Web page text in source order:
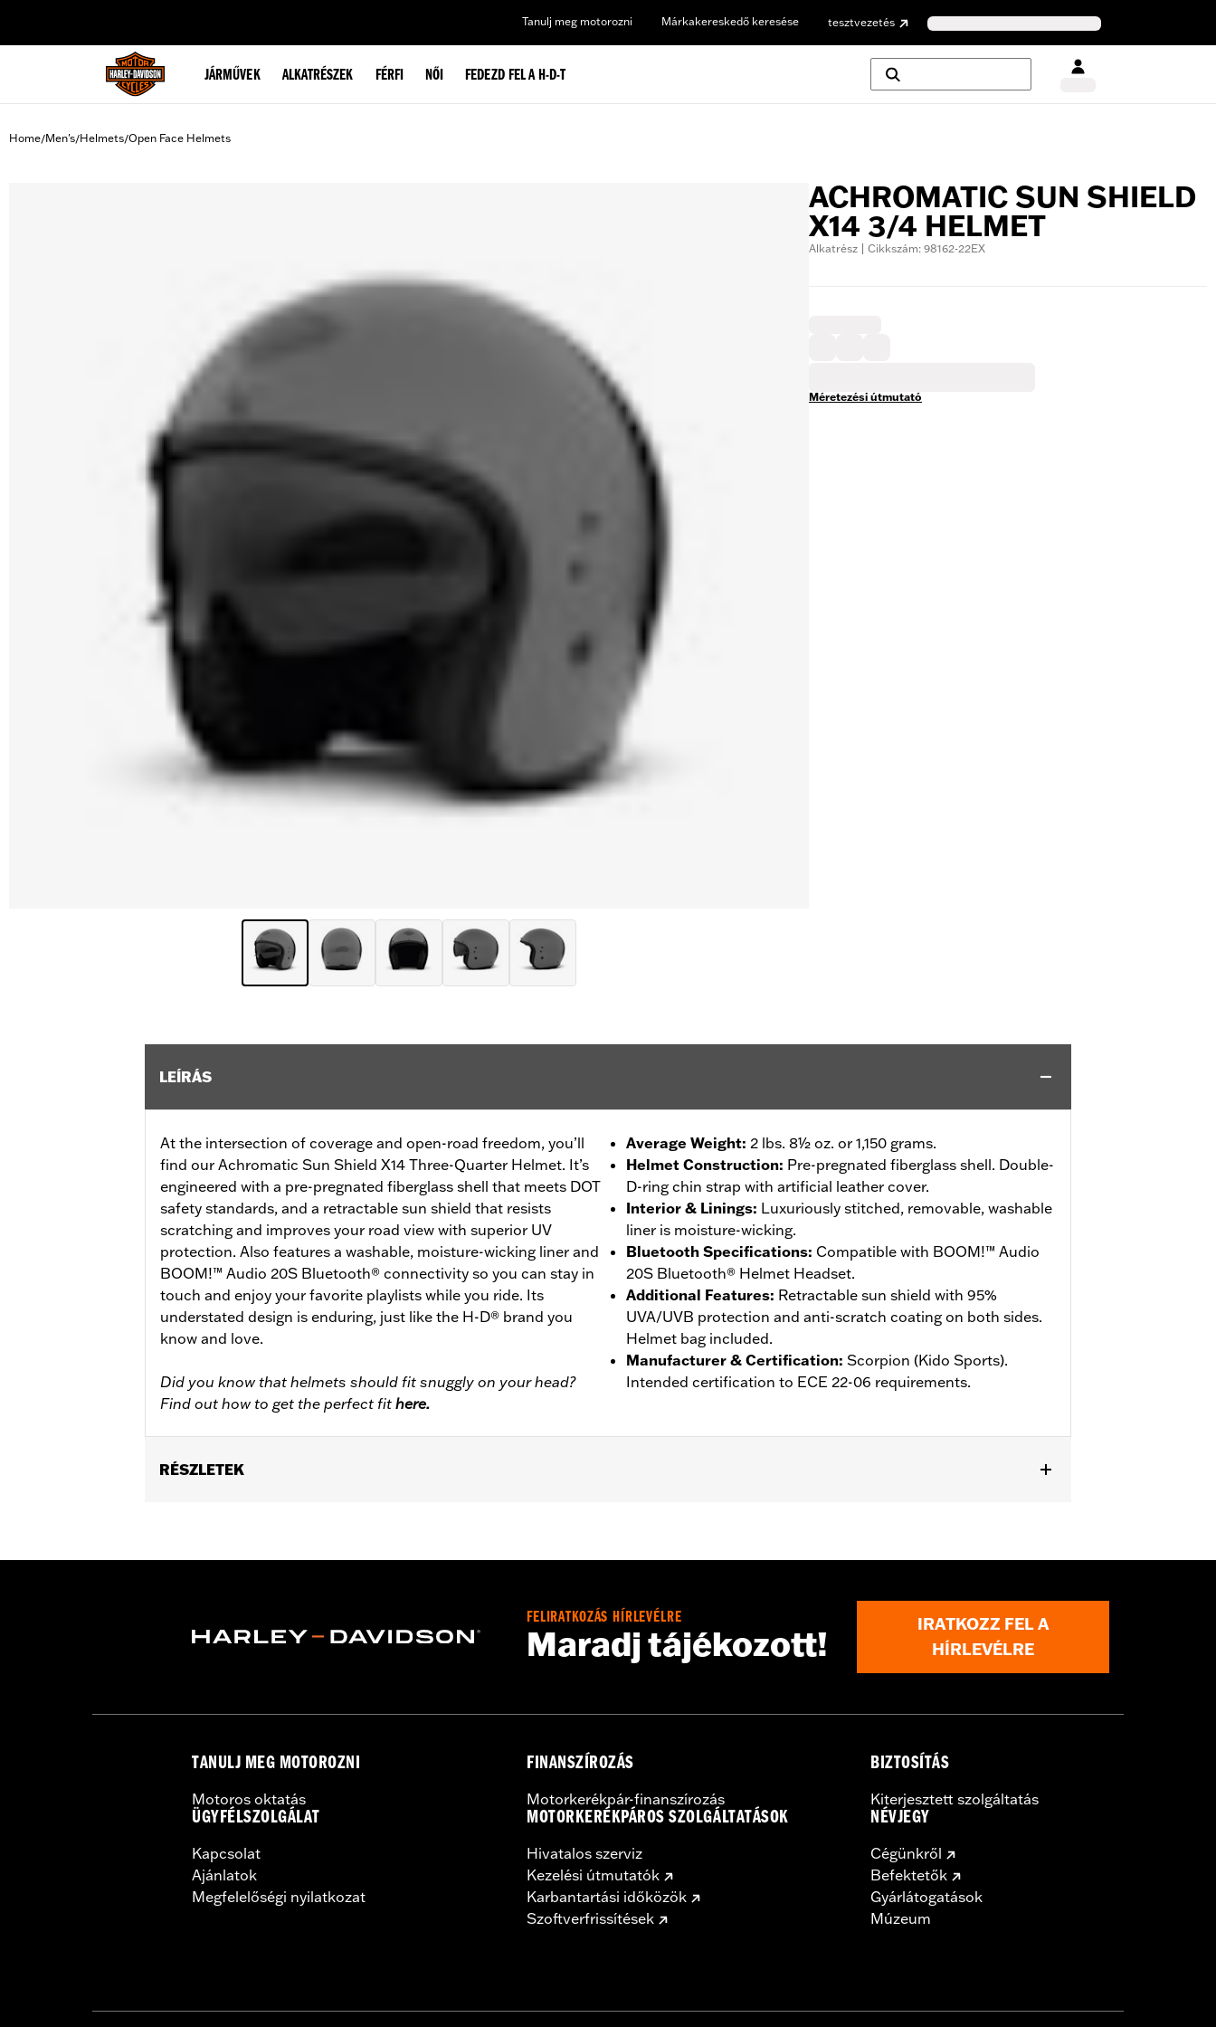
Tanulj meg motorozni Márkakereskedő keresése tesztvezetés
JÁRMŰVEK ALKATRÉSZEK FÉRFI NŐI FEDEZD FEL A H-D-T
Home/Men's/Helmets/Open Face Helmets
ACHROMATIC SUN SHIELD
X14 3/4 HELMET
Alkatrész | Cikkszám: 98162-22EX
Méretezési útmutató
LEÍRÁS
At the intersection of coverage and open-road freedom, you’ll
find our Achromatic Sun Shield X14 Three-Quarter Helmet. It’s
engineered with a pre-pregnated fiberglass shell that meets DOT
safety standards, and a retractable sun shield that resists
scratching and improves your road view with superior UV
protection. Also features a washable, moisture-wicking liner and
BOOM!™ Audio 20S Bluetooth® connectivity so you can stay in
touch and enjoy your favorite playlists while you ride. Its
understated design is enduring, just like the H-D® brand you
know and love.
Did you know that helmets should fit snuggly on your head?
Find out how to get the perfect fit here.
Average Weight: 2 lbs. 8½ oz. or 1,150 grams.
Helmet Construction: Pre-pregnated fiberglass shell. Double-
D-ring chin strap with artificial leather cover.
Interior & Linings: Luxuriously stitched, removable, washable
liner is moisture-wicking.
Bluetooth Specifications: Compatible with BOOM!™ Audio
20S Bluetooth® Helmet Headset.
Additional Features: Retractable sun shield with 95%
UVA/UVB protection and anti-scratch coating on both sides.
Helmet bag included.
Manufacturer & Certification: Scorpion (Kido Sports).
Intended certification to ECE 22-06 requirements.
RÉSZLETEK
WARRANTY:2 year limited warranty - Go towww.h-d.com/warrantyfor full details
FELIRATKOZÁS HÍRLEVÉLRE
Maradj tájékozott!
IRATKOZZ FEL A
HÍRLEVÉLRE
TANULJ MEG MOTOROZNI
Motoros oktatás
ÜGYFÉLSZOLGÁLAT
Kapcsolat
Ajánlatok
Megfelelőségi nyilatkozat
FINANSZÍROZÁS
Motorkerékpár-finanszírozás
MOTORKERÉKPÁROS SZOLGÁLTATÁSOK
Hivatalos szerviz
Kezelési útmutatók
Karbantartási időközök
Szoftverfrissítések
BIZTOSÍTÁS
Kiterjesztett szolgáltatás
NÉVJEGY
Cégünkről
Befektetők
Gyárlátogatások
Múzeum